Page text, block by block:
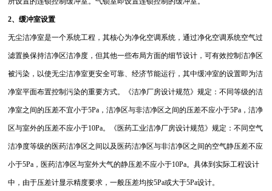
2、缓冲室设置
无尘洁净室是一个系统工程，其核心为净化空调系统，通过净化空调系统空气过
滤置换保持洁净区洁净度，但其他一些布局方面的细节设计，可有效控制洁净区
被污染，以使无尘洁净室更安全可靠、经济节能运行，其中缓冲室的设置即为洁
净室平面布置控制污染的重要方式。《洁净厂房设计规范》规定：不同等级的洁
净室之间的压差不宜小于5Pa，洁净区与非洁净区之间的压差不应小于5Pa，洁净
区与室外的压差不应小于10Pa。《医药工业洁净厂房设计规范》规定：不同空气
洁净度等级的医药洁净区之间以及医药洁净区与非洁净区之间的空气静压差不应
小于5Pa，医药洁净区与室外大气的静压差不应小于10Pa。具体到实际工程设计
中，由于压差计显示精度要求，一般压差均按5Pa或大于5Pa设计。